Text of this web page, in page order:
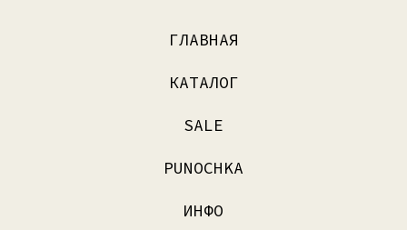
ГЛАВНАЯ
КАТАЛОГ
SALE
PUNOCHKA
ИНФО